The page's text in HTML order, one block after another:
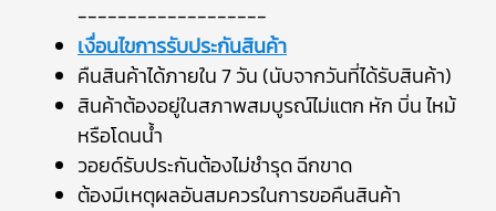
-------------------
เงื่อนไขการรับประกันสินค้า
คืนสินค้าได้ภายใน 7 วัน (นับจากวันที่ได้รับสินค้า)
สินค้าต้องอยู่ในสภาพสมบูรณ์ไม่แตก หัก บิ่น ไหม้
หรือโดนน้ำ
วอยด์รับประกันต้องไม่ชำรุด ฉีกขาด
ต้องมีเหตุผลอันสมควรในการขอคืนสินค้า